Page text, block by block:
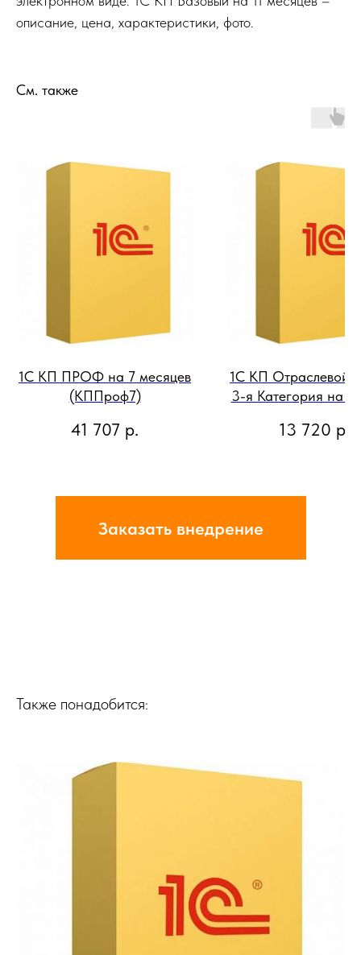
описание, цена, характеристики, фото.
См. также
1С КП ПРОФ на 7 месяцев
(КППроф7)
41 707 р.
1С КП Отраслевой
3-я Категория на 1
перерыва
13 720 р.
Заказать внедрение
Также понадобится: